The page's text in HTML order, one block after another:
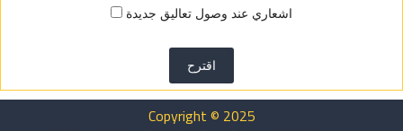
اشعاري عند وصول تعاليق جديدة
اقترح
Copyright © 2025